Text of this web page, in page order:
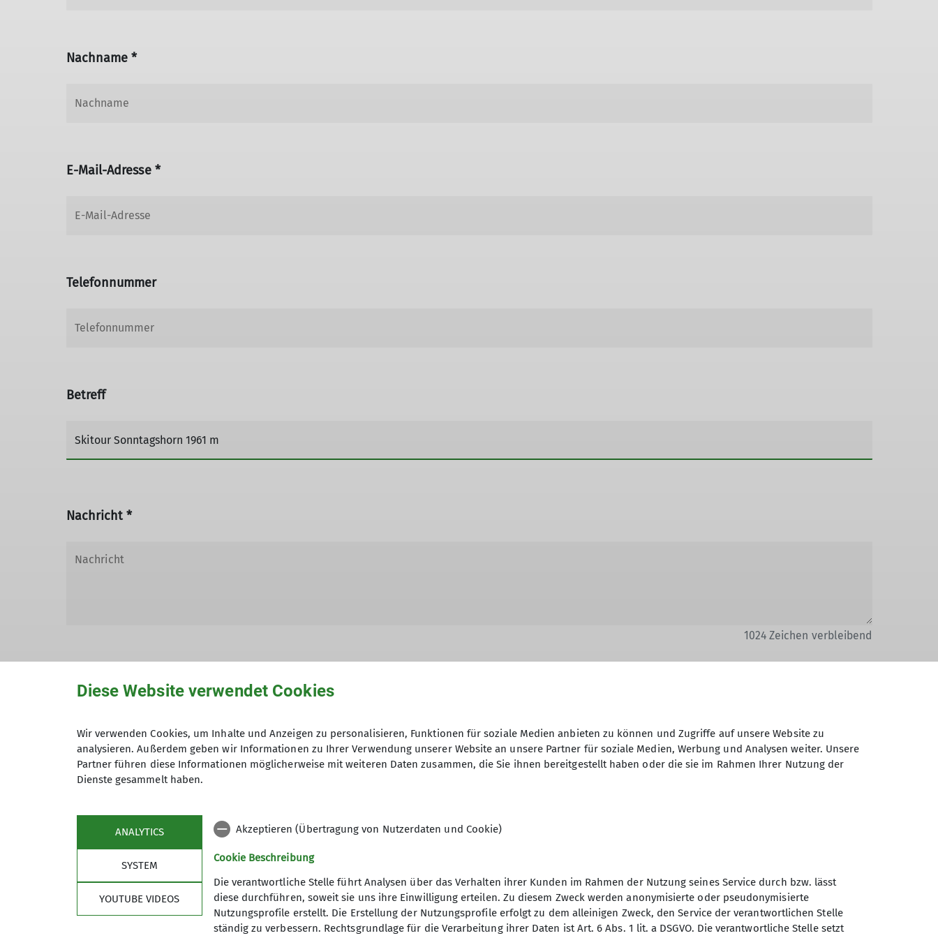
Nachname *
E-Mail-Adresse *
Telefonnummer
Betreff
Nachricht *
1024Zeichen verbleibend
Hiermit erkläre ich mich einverstanden, dass meine in das Kontaktformular eingegebenen Daten elektronisch gesichert und zum
Zweck der Kontaktaufnahme verarbeitet und genutzt werden. Mir ist bekannt, dass ich meine Einwilligung jederzeit wiederrufen kann.
*
Mit (*) markierte Felder sind Pflichtfelder
Sektion Straubing des
Diese Website verwendet Cookies
Wir verwenden Cookies, um Inhalte und Anzeigen zu personalisieren, Funktionen für soziale Medien anbieten zu können und Zugriffe auf unsere Website zu
analysieren. Außerdem geben wir Informationen zu Ihrer Verwendung unserer Website an unsere Partner für soziale Medien, Werbung und Analysen weiter. Unsere
Partner führen diese Informationen möglicherweise mit weiteren Daten zusammen, die Sie ihnen bereitgestellt haben oder die sie im Rahmen Ihrer Nutzung der
Dienste gesammelt haben.
ANALYTICS
SYSTEM
YOUTUBE VIDEOS
Akzeptieren (Übertragung von Nutzerdaten und Cookie)
Cookie Beschreibung
Die verantwortliche Stelle führt Analysen über das Verhalten ihrer Kunden im Rahmen der Nutzung seines Service durch bzw. lässt
diese durchführen, soweit sie uns ihre Einwilligung erteilen. Zu diesem Zweck werden anonymisierte oder pseudonymisierte
Nutzungsprofile erstellt. Die Erstellung der Nutzungsprofile erfolgt zu dem alleinigen Zweck, den Service der verantwortlichen Stelle
ständig zu verbessern. Rechtsgrundlage für die Verarbeitung ihrer Daten ist Art. 6 Abs. 1 lit. a DSGVO. Die verantwortliche Stelle setzt